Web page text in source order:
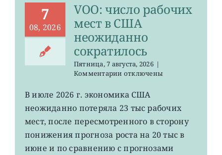
7
08, 2026
VOO: число рабочих
мест в США
неожиданно
сократилось
Пятница, 7 августа, 2026 |
Комментариик
VOO:
рабочих
мест
США
неожиданно
отключены
В июле 2026 г. экономика США
неожиданно потеряла 23 тыс рабочих
мест, после пересмотренного в сторону
понижения прогноза роста на 20 тыс в
июне и по сравнению с прогнозами